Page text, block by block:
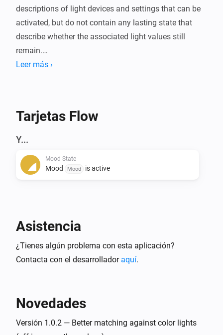
descriptions of light devices and settings that can be
activated, but do not contain any lasting state that
describe whether the associated light values still
remain.
have the same values as the mood would set them to,
Leer más ›
Tarjetas Flow
Y...
Mood State
Mood Mood is active
Asistencia
¿Tienes algún problema con esta aplicación?
Contacta con el desarrollador aquí.
Novedades
Versión 1.0.2 — Better matching against color lights